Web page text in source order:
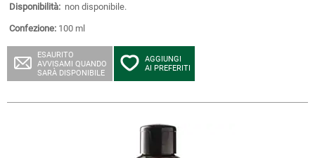
Disponibilità: non disponibile.
Confezione: 100 ml
ESAURITO
AVVISAMI QUANDO
SARÀ DISPONIBILE
AGGIUNGI
AI PREFERITI